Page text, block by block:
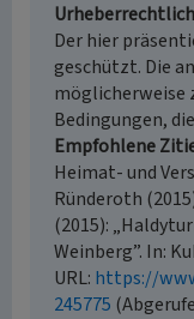
Der hier
geschützt. Die
möglicherweise
Bedingungen,
Empfohlene
Heimat- und
Ründeroth
(2015):
Weinberg”. In:
URL: https://
245775